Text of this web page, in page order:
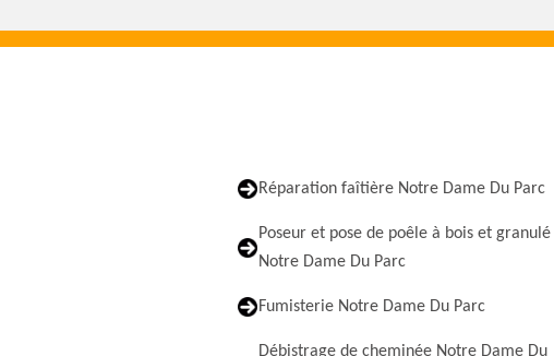
Réparation faîtière Notre Dame Du Parc
Poseur et pose de poêle à bois et granulé
Notre Dame Du Parc
Fumisterie Notre Dame Du Parc
Débistrage de cheminée Notre Dame Du